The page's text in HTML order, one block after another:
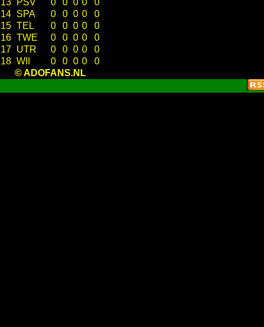
13
PSV 0 0 0 0
0
14 SPA 0 0 0 0
0
15 TEL 0 0 0 0
0
16 TWE 0 0 0 0
0
17 UTR 0 0 0 0
0
18 WII 0 0 0 0
0
© ADOFANS.NL